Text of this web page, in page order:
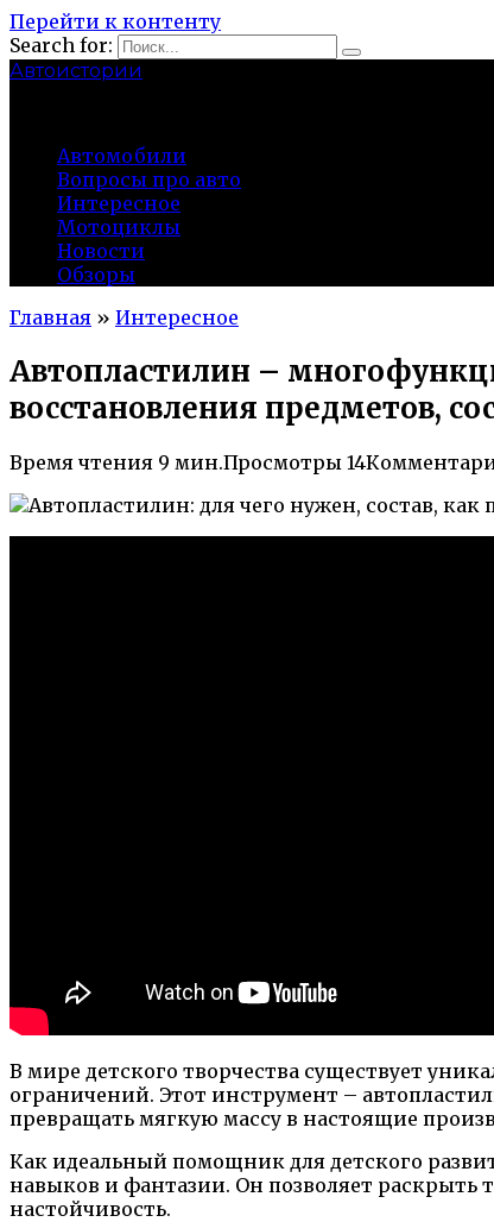
Перейти к контенту
Search for:
Автоистории
Автомобили
Вопросы про авто
Интересное
Мотоциклы
Новости
Обзоры
Главная » Интересное
Автопластилин –
восстановления предметов,
Время чтения 9 мин.Просмотры 14
В мире детского творчества существует
ограничений. Этот инструмент –
превращать мягкую массу в настоящие
Как идеальный помощник для детского
навыков и фантазии. Он позволяет раскрыть
настойчивость.